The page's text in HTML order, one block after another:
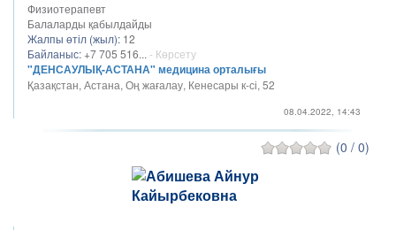
Физиотерапевт
Балаларды қабылдайды
Жалпы өтіл (жыл): 12
Байланыс: +7 705 516... - Көрсету
"ДЕНСАУЛЫҚ-АСТАНА" медицина орталығы
Қазақстан, Астана, Оң жағалау, Кенесары к-сі, 52
08.04.2022, 14:43
(0 / 0)